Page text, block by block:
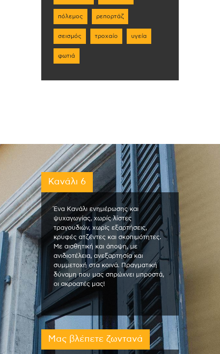
πόλεμος ρεπορτάζ
σεισμός τροχαίο υγεία
φωτιά
Κανάλι 6
Ένα Κανάλι ενημέρωσης και
ψυχαγωγίας, χωρίς λίστες
τραγουδιών, χωρίς εξαρτήσεις,
κρυφές ατζέντες και σκοπιμότητες.
Με αισθητική και άποψη, με
ανιδιοτέλεια, ανεξαρτησία και
συμμετοχή στα κοινά. Πραγματική
δύναμη που μας σπρώχνει μπροστά,
οι ακροατές μας!
Μας βλέπετε ζωντανά